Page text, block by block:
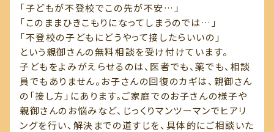
「子どもが不登校でこの先が不安…」
「このままひきこもりになってしまうのでは…」
「不登校の子どもにどうやって接したらいいの」
という親御さんの無料相談を受け付けています。
子どもをよみがえらせるのは、医者でも、薬でも、相談
員でもありません。お子さんの回復のカギは、親御さん
の「接し方」にあります。ご家庭でのお子さんの様子や
親御さんのお悩みなど、じっくりマンツーマンでヒアリ
ングを行い、解決までの道すじを、具体的にご相談いた